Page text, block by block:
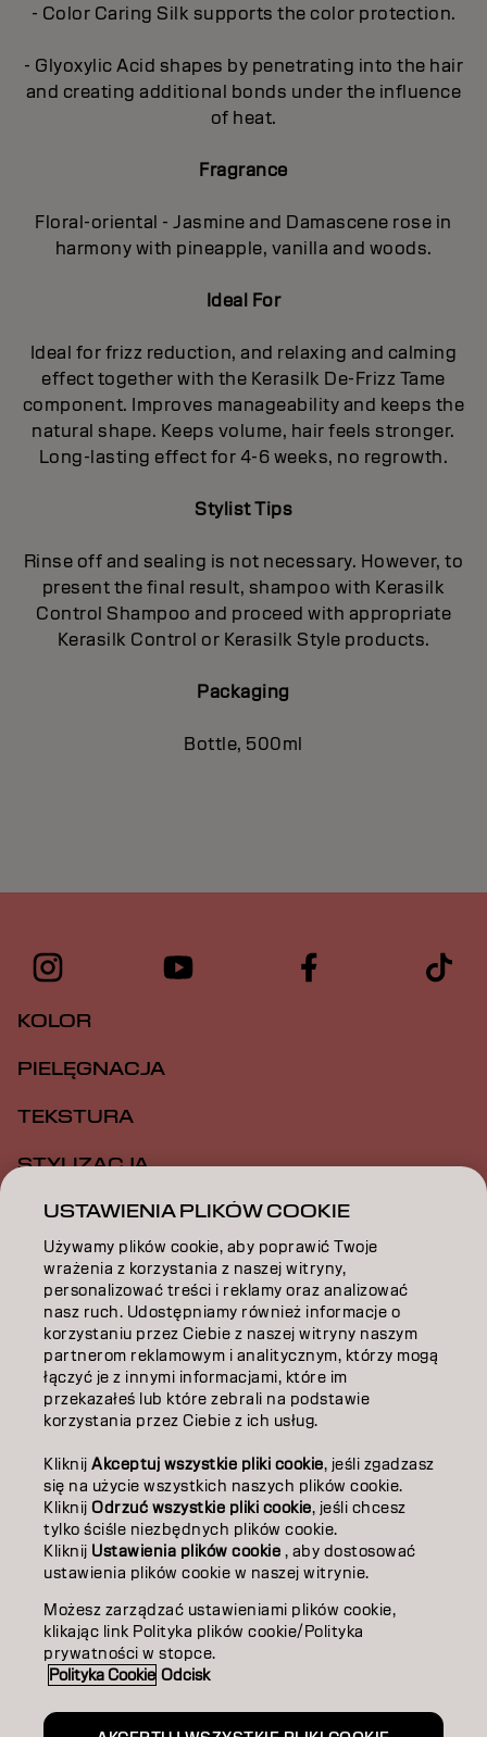
- Color Caring Silk supports the color protection.
- Glyoxylic Acid shapes by penetrating into the hair
and creating additional bonds under the influence
of heat.
Fragrance
Floral-oriental - Jasmine and Damascene rose in
harmony with pineapple, vanilla and woods.
Ideal For
Ideal for frizz reduction, and relaxing and calming
effect together with the Kerasilk De-Frizz Tame
component. Improves manageability and keeps the
natural shape. Keeps volume, hair feels stronger.
Long-lasting effect for 4-6 weeks, no regrowth.
Stylist Tips
Rinse off and sealing is not necessary. However, to
present the final result, shampoo with Kerasilk
Control Shampoo and proceed with appropriate
Kerasilk Control or Kerasilk Style products.
Packaging
Bottle, 500ml
KOLOR
PIELĘGNACJA
TEKSTURA
STYLIZACJA
INSPIRACJA
EDUKACJA
O NAS
ZOSTAŃ PARTNEREM
SKONTAKTUJ SIĘ Z NAMI
KontaktPolityka prywatności
Polityka dotycząca plików cookieWarunki użytkowania
Dostępność
Zaangażowanie na rzecz zrównoważonego rozwoju
PO | Polish
Goldwell jest częścią
USTAWIENIA PLIKÓW COOKIE
Używamy plików cookie, aby poprawić Twoje
wrażenia z korzystania z naszej witryny,
personalizować treści i reklamy oraz analizować
nasz ruch. Udostępniamy również informacje o
korzystaniu przez Ciebie z naszej witryny naszym
partnerom reklamowym i analitycznym, którzy mogą
łączyć je z innymi informacjami, które im
przekazałeś lub które zebrali na podstawie
korzystania przez Ciebie z ich usług.
KliknijAkceptuj wszystkie pliki cookie, jeśli zgadzasz
się na użycie wszystkich naszych plików cookie.
KliknijOdrzuć wszystkie pliki cookie, jeśli chcesz
tylko ściśle niezbędnych plików cookie.
Kliknij Ustawienia plików cookie , aby dostosować
ustawienia plików cookie w naszej witrynie.
Możesz zarządzać ustawieniami plików cookie,
klikając link Polityka plików cookie/Polityka
prywatności w stopce.
Polityka Cookie Odcisk